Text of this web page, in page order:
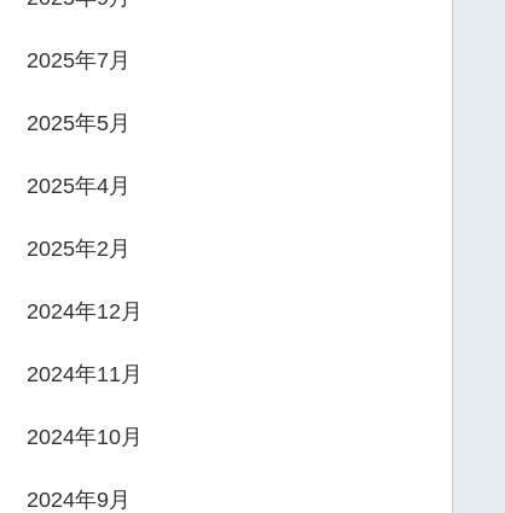
2025年7月
2025年5月
2025年4月
2025年2月
2024年12月
2024年11月
2024年10月
2024年9月